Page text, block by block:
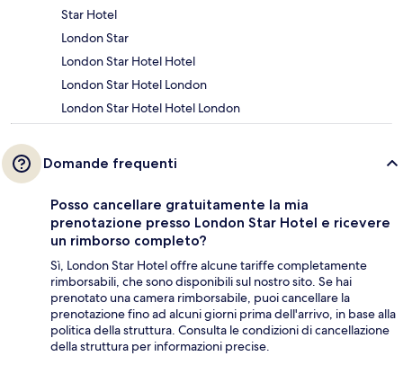
Star Hotel
London Star
London Star Hotel Hotel
London Star Hotel London
London Star Hotel Hotel London
Domande frequenti
Posso cancellare gratuitamente la mia
prenotazione presso London Star Hotel e ricevere
un rimborso completo?
Sì, London Star Hotel offre alcune tariffe completamente
rimborsabili, che sono disponibili sul nostro sito. Se hai
prenotato una camera rimborsabile, puoi cancellare la
prenotazione fino ad alcuni giorni prima dell'arrivo, in base alla
politica della struttura. Consulta le condizioni di cancellazione
della struttura per informazioni precise.